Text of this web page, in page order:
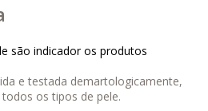
são indicador os produtos
e testada demartologicamente,
os tipos de pele.